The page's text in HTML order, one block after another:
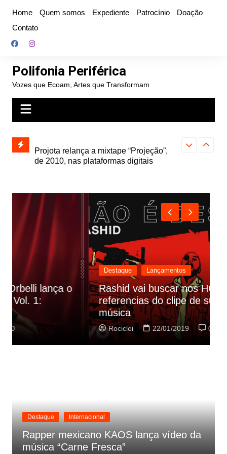
conteúdo
Home Quem somos Expediente Patrocínio
Doação
Contato
Polifonia Periférica
Vozes que Ecoam, Artes que Transformam
e abre
autoral,
de 2010, nas plataformas digitais
Farofa
Destaque Lançamentos
Rashid vai buscar nos HQs as
referencias do clipe de sua nova
22/01/2019 0
Destaque Internacional
Rapper mexicano KAOS lança vídeo da
música “Carne Fresca”